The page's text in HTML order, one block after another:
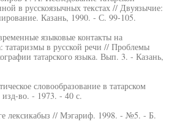
в русскоязычных текстах // Двуязычие:
Казань, 1990. - С. 99-105.
языковые контакты на
татаризмы в русской речи // Проблемы
татарского языка. Вып. 3. - Казань,
словообразование в татарском
во. - 1973. - 40 с.
лексикабыз // Мэгариф. 1998. - №5. - Б.